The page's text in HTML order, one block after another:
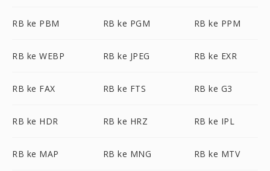
RB ke PBM RB ke PGM RB ke PPM
RB ke WEBP RB ke JPEG RB ke EXR
RB ke FAX RB ke FTS RB ke G3
RB ke HDR RB ke HRZ RB ke IPL
RB ke MAP RB ke MNG RB ke MTV